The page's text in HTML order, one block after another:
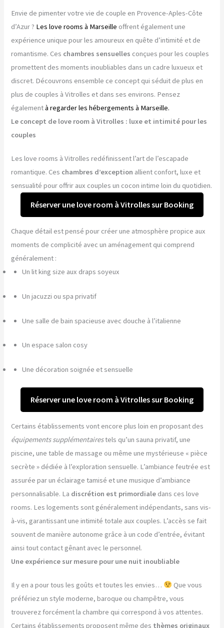
Envie de pimenter votre vie de couple en Provence-Aples-Côte
d’Azur ? Les love rooms à Marseille offrent également une
expérience unique pour les amoureux en quête d’intimité et de
romantisme. Ces chambres sensuelles conçues pour les couples
promettent des moments inoubliables dans un cadre luxueux et
discret. Découvrons ensemble ce concept qui séduit de plus en
plus de couples à Vitrolles et dans ses environs. Pensez
égalementà regarder les hébergements à Marseille.
Le concept de love room à Vitrolles : luxe et intimité pour les
couples
Les love rooms à Vitrolles redéfinissent l’art de l’escapade
romantique. Ces chambres d’exception allient confort, luxe et
sensualité pour offrir aux couples un cocon intime loin du quotidien.
Réserver une love room à Vitrolles sur Booking
Chaque détail est pensé pour créer une atmosphère propice aux
moments de complicité avec un aménagement qui comprend
généralement :
Un lit king size aux draps soyeux
Un jacuzzi ou spa privatif
Une salle de bain spacieuse avec douche à l’italienne
Un espace salon cosy
Une décoration soignée et sensuelle
Réserver une love room à Vitrolles sur Booking
Certains établissements vont encore plus loin en proposant des
équipements supplémentairestels qu’un sauna privatif, une
piscine, une table de massage ou même une mystérieuse « pièce
secrète » dédiée à l’exploration sensuelle. L’ambiance feutrée est
assurée par un éclairage tamisé et une musique d’ambiance
personnalisable. La discrétion est primordiale dans ces love
rooms. Les logements sont généralement indépendants, sans vis-
à-vis, garantissant une intimité totale aux couples. L’accès se fait
souvent de manière autonome grâce à un code d’entrée, évitant
ainsi tout contact gênant avec le personnel.
Une expérience sur mesure pour une nuit inoubliable
Il y en a pour tous les goûts et toutes les envies…
Que vous
préfériez un style moderne, baroque ou champêtre, vous
trouverez forcément la chambre qui correspond à vos attentes.
Certains établissements proposent même des thèmes originaux